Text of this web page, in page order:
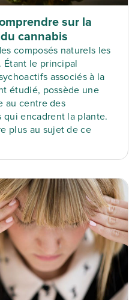
sur la
cannabis
composés naturels les
Étant le principal
associés à la
étudié, possède une
au centre des
encadrent la plante.
plus au sujet de ce